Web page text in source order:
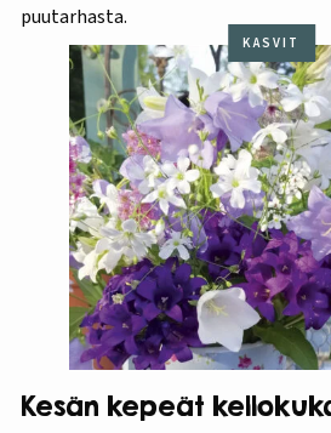
puutarhasta.
KASVIT
Kesän kepeät